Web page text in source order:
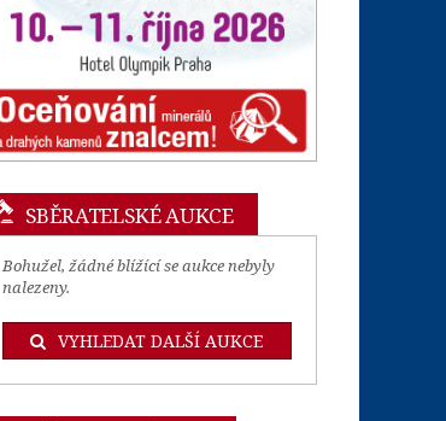
SBĚRATELSKÉ AUKCE
Bohužel, žádné blížící se aukce nebyly
nalezeny.
VYHLEDAT DALŠÍ AUKCE